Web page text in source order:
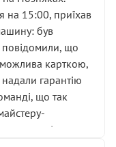
хороше
гайок під
“старі гайки, які
( надіюсь
вже не
її цей сервіс
на 15:00, приїхав
був
повідомили, що
карткою,
надали гарантію
що так
та по суті.